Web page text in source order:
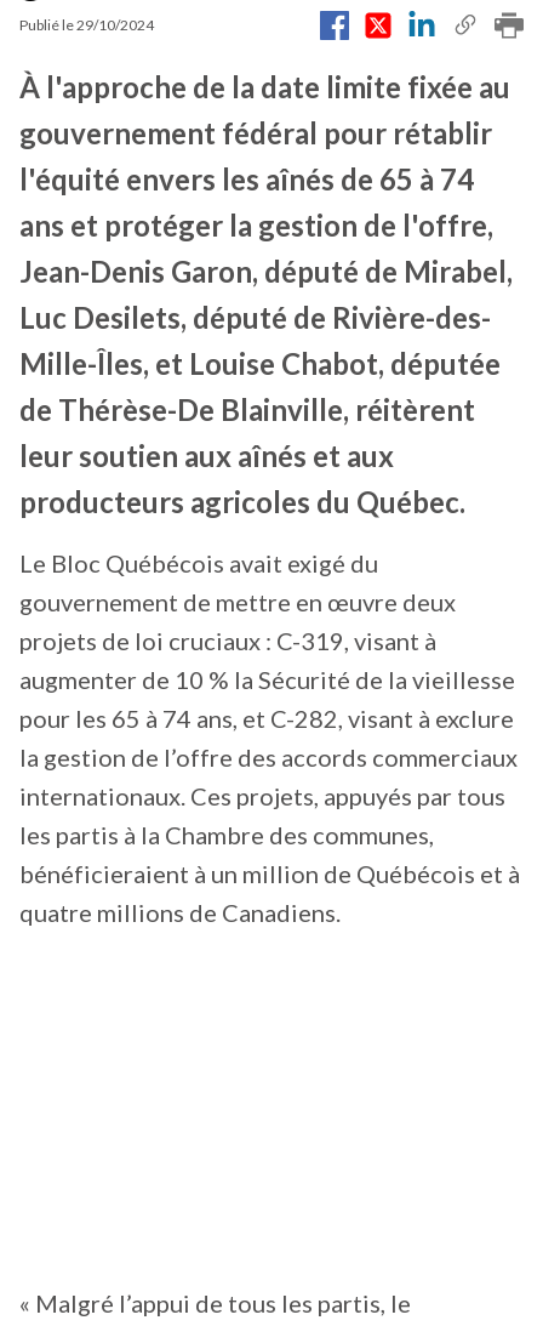
Publié le29/10/2024
À l'approche de la date limite fixée au
gouvernement fédéral pour rétablir
l'équité envers les aînés de 65 à 74
ans et protéger la gestion de l'offre,
Jean-Denis Garon, député de Mirabel,
Luc Desilets, député de Rivière-des-
Mille-Îles, et Louise Chabot, députée
de Thérèse-De Blainville, réitèrent
leur soutien aux aînés et aux
producteurs agricoles du Québec.
Le Bloc Québécois avait exigé du
gouvernement de mettre en œuvre deux
projets de loi cruciaux : C-319, visant à
augmenter de 10 % la Sécurité de la vieillesse
pour les 65 à 74 ans, et C-282, visant à exclure
la gestion de l’offre des accords commerciaux
internationaux. Ces projets, appuyés par tous
les partis à la Chambre des communes,
bénéficieraient à un million de Québécois et à
quatre millions de Canadiens.
« Malgré l’appui de tous les partis, le